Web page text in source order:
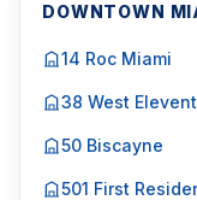
DOWNTOWN
14 Roc Miami
38 West
50 Biscayne
501 First